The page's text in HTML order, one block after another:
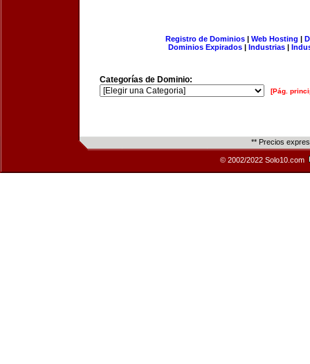
Registro de Dominios| Web Hosting |
Dominios Expirados | Industrias |
Categorías de Dominio:
[Pág.
** Precios
© 2002/2022 Solo10.com